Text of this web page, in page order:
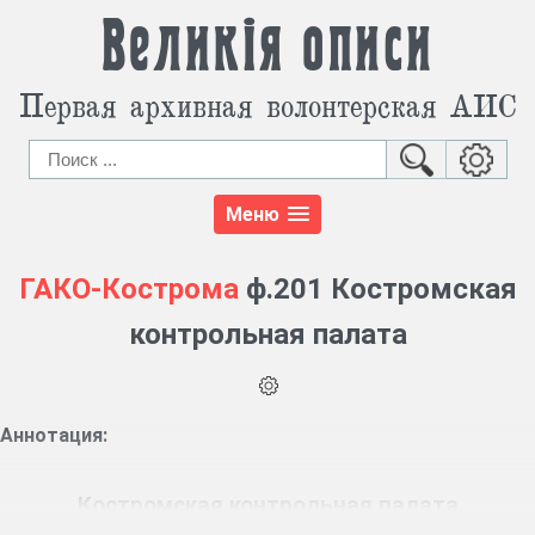
Великія описи
Первая архивная волонтерская АИС
Меню
ГАКО-Костромаф.201 Костромская
контрольная палата
Аннотация:
Костромская контрольная палата